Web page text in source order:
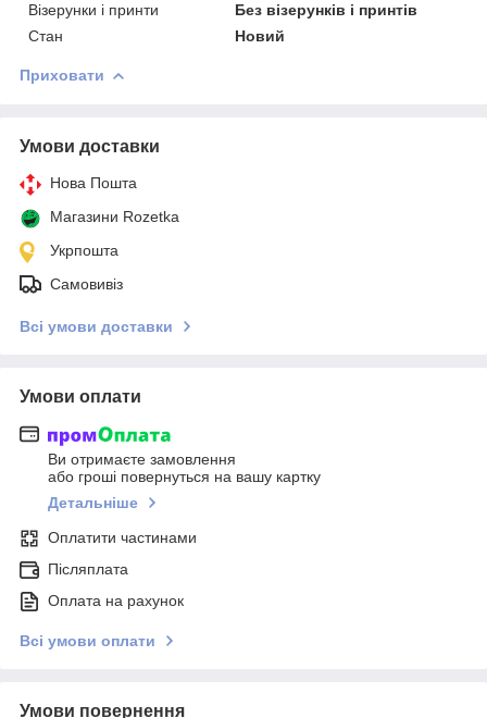
Візерунки і принти
Без візерунків і принтів
Стан
Новий
Приховати
Умови доставки
Нова Пошта
Магазини Rozetka
Укрпошта
Самовивіз
Всі умови доставки
Умови оплати
Ви отримаєте замовлення
або гроші повернуться на вашу картку
Детальніше
Оплатити частинами
Післяплата
Оплата на рахунок
Всі умови оплати
Умови повернення